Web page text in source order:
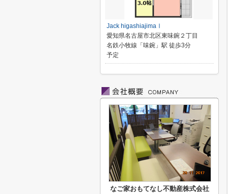
Jack higashiajimaⅠ
愛知県名古屋市北区東味鋺２丁目
名鉄小牧線「味鋺」駅 徒歩3分
予定
なご家おもてなし不動産株式会社